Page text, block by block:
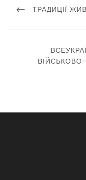
записівPREVIOUS
ТРАДИЦІЇ
NEXT
POST